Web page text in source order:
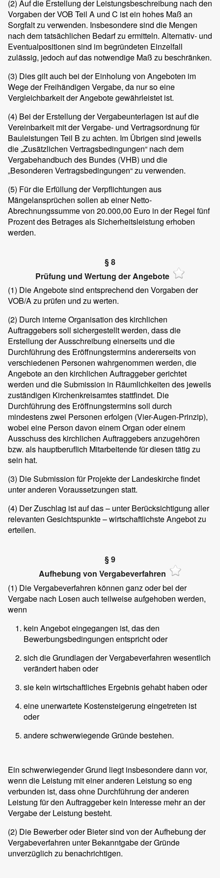
(2) Auf die Erstellung der Leistungsbeschreibung nach den
Vorgaben der VOB Teil A und C ist ein hohes Maß an
Sorgfalt zu verwenden. Insbesondere sind die Mengen
nach dem tatsächlichen Bedarf zu ermitteln. Alternativ- und
Eventualpositionen sind im begründeten Einzelfall
zulässig, jedoch auf das notwendige Maß zu beschränken.
(3) Dies gilt auch bei der Einholung von Angeboten im
Wege der Freihändigen Vergabe, da nur so eine
Vergleichbarkeit der Angebote gewährleistet ist.
(4) Bei der Erstellung der Vergabeunterlagen ist auf die
Vereinbarkeit mit der Vergabe- und Vertragsordnung für
Bauleistungen Teil B zu achten. Im Übrigen sind jeweils
die „Zusätzlichen Vertragsbedingungen“ nach dem
Vergabehandbuch des Bundes (VHB) und die
„Besonderen Vertragsbedingungen“ zu verwenden.
(5) Für die Erfüllung der Verpflichtungen aus
Mängelansprüchen sollen ab einer Netto-
Abrechnungssumme von 20.000,00 Euro in der Regel fünf
Prozent des Betrages als Sicherheitsleistung erhoben
werden.
§ 8
Prüfung und Wertung der Angebote
(1) Die Angebote sind entsprechend den Vorgaben der
VOB/A zu prüfen und zu werten.
(2) Durch interne Organisation des kirchlichen
Auftraggebers soll sichergestellt werden, dass die
Erstellung der Ausschreibung einerseits und die
Durchführung des Eröffnungstermins andererseits von
verschiedenen Personen wahrgenommen werden, die
Angebote an den kirchlichen Auftraggeber gerichtet
werden und die Submission in Räumlichkeiten des jeweils
zuständigen Kirchenkreisamtes stattfindet. Die
Durchführung des Eröffnungstermins soll durch
mindestens zwei Personen erfolgen (Vier-Augen-Prinzip),
wobei eine Person davon einem Organ oder einem
Ausschuss des kirchlichen Auftraggebers anzugehören
bzw. als hauptberuflich Mitarbeitende für diesen tätig zu
sein hat.
(3) Die Submission für Projekte der Landeskirche findet
unter anderen Voraussetzungen statt.
(4) Der Zuschlag ist auf das – unter Berücksichtigung aller
relevanten Gesichtspunkte – wirtschaftlichste Angebot zu
erteilen.
§ 9
Aufhebung von Vergabeverfahren
(1) Die Vergabeverfahren können ganz oder bei der
Vergabe nach Losen auch teilweise aufgehoben werden,
wenn
kein Angebot eingegangen ist, das den
Bewerbungsbedingungen entspricht oder
sich die Grundlagen der Vergabeverfahren wesentlich
verändert haben oder
sie kein wirtschaftliches Ergebnis gehabt haben oder
eine unerwartete Kostensteigerung eingetreten ist
oder
andere schwerwiegende Gründe bestehen.
Ein schwerwiegender Grund liegt insbesondere dann vor,
wenn die Leistung mit einer anderen Leistung so eng
verbunden ist, dass ohne Durchführung der anderen
Leistung für den Auftraggeber kein Interesse mehr an der
Vergabe der Leistung besteht.
(2) Die Bewerber oder Bieter sind von der Aufhebung der
Vergabeverfahren unter Bekanntgabe der Gründe
unverzüglich zu benachrichtigen.